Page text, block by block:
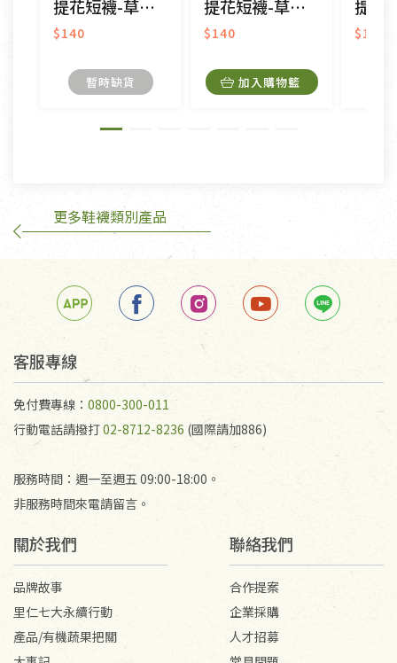
衣飾鞋類-如T恤，如於送達後水洗或污損者。
美容保養用品、內衣褲、襪子、口罩等私人消耗性產
內衣褲、襪子、口罩個人衛生用品除商品本身有瑕疵
外,依據《通訊交易解除權合理例外情事適用準
訂購手抄稿退貨需知：
若未保持原包裝方式或未使用原箱退回，導致書籍有
任何折損、磨損、污損或凹角，將不接受退貨，也不
不接受退貨之手抄稿，為敬重法寶故，里仁網購無法
代為結緣處理等。 若需將手抄稿寄還給消費者，因而
產生的運費100元/箱將由消費者負擔。
提花短襪-草原同樂(黃色)
$140
暫時缺貨
提花短襪-草原同樂(白色)
$140
加入購物籃
提花短襪(
$140
更多鞋襪類別產品
客服專線
免付費專線： 0800-300-011
行動電話請撥打02-8712-8236 (國際請加886)
服務時間：週一至週五 09:00-18:00。
非服務時間來電請留言。
關於我們
品牌故事
里仁七大永續行動
產品/有機蔬果把關
聯絡我們
合作提案
企業採購
人才招募